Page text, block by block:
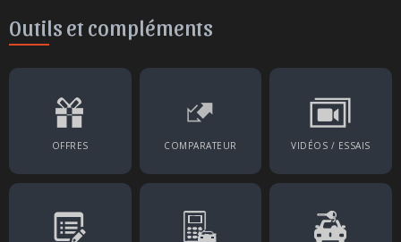
Outils et compléments
OFFRES COMPARATEUR VIDÉOS / ESSAIS